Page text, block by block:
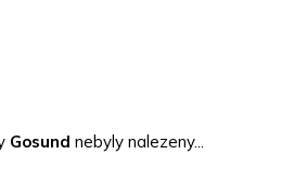
Gosund nebyly nalezeny...